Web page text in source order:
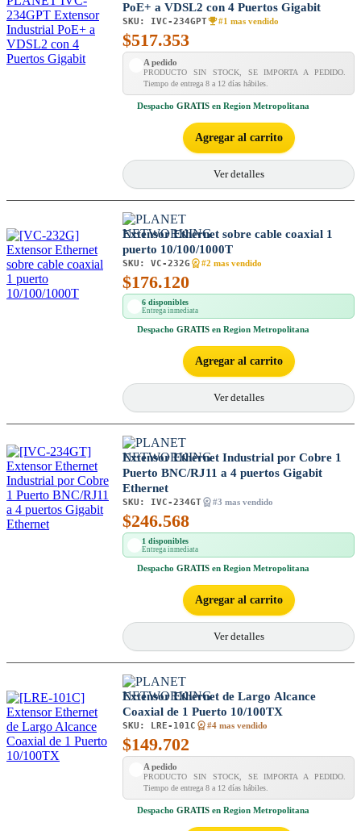
PoE+ a VDSL2 con 4 Puertos Gigabit
SKU: IVC-234GPT #1 mas vendido
$517.353
A pedido
PRODUCTO SIN STOCK, SE IMPORTA A PEDIDO.
Tiempo de entrega 8 a 12 días hábiles.
Despacho GRATIS en Region Metropolitana
Agregar al carrito
Ver detalles
Extensor Ethernet sobre cable coaxial 1
puerto 10/100/1000T
SKU: VC-232G #2 mas vendido
$176.120
6 disponibles
Entrega inmediata
Despacho GRATIS en Region Metropolitana
Agregar al carrito
Ver detalles
Extensor Ethernet Industrial por Cobre 1
Puerto BNC/RJ11 a 4 puertos Gigabit
Ethernet
SKU: IVC-234GT #3 mas vendido
$246.568
1 disponibles
Entrega inmediata
Despacho GRATIS en Region Metropolitana
Agregar al carrito
Ver detalles
Extensor Ethernet de Largo Alcance
Coaxial de 1 Puerto 10/100TX
SKU: LRE-101C #4 mas vendido
$149.702
A pedido
PRODUCTO SIN STOCK, SE IMPORTA A PEDIDO.
Tiempo de entrega 8 a 12 días hábiles.
Despacho GRATIS en Region Metropolitana